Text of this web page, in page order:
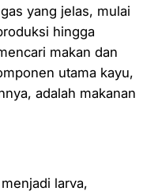
yang jelas, mulai
hingga
makan dan
utama kayu,
adalah makanan
larva,